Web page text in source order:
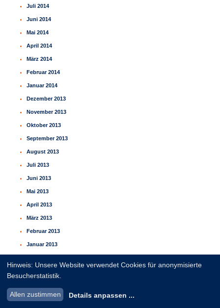
Juli 2014
Juni 2014
Mai 2014
April 2014
März 2014
Februar 2014
Januar 2014
Dezember 2013
November 2013
Oktober 2013
September 2013
August 2013
Juli 2013
Juni 2013
Mai 2013
April 2013
März 2013
Februar 2013
Januar 2013
September 2012
Hinweis: Unsere Website verwendet Cookies für anonymisierte
Besucherstatistik.
Allen zustimmen Details anpassen ...